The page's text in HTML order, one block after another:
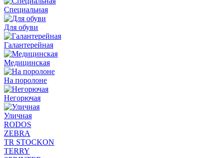
Специальная
Для обуви
Галантерейная
Медицинская
На поролоне
Негорючая
Уличная
RODOS
ZEBRA
TR STOCKON
TERRY